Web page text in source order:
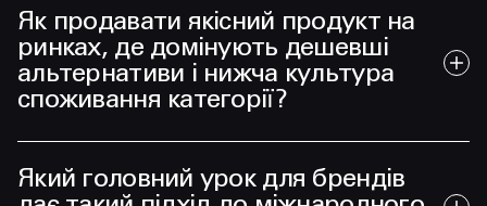
Як продавати якісний продукт на
ринках, де домінують дешевші
альтернативи і нижча культура
споживання категорії?
Який головний урок для брендів